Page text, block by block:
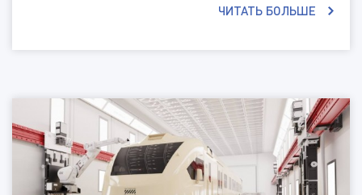
ЧИТАТЬ БОЛЬШЕ